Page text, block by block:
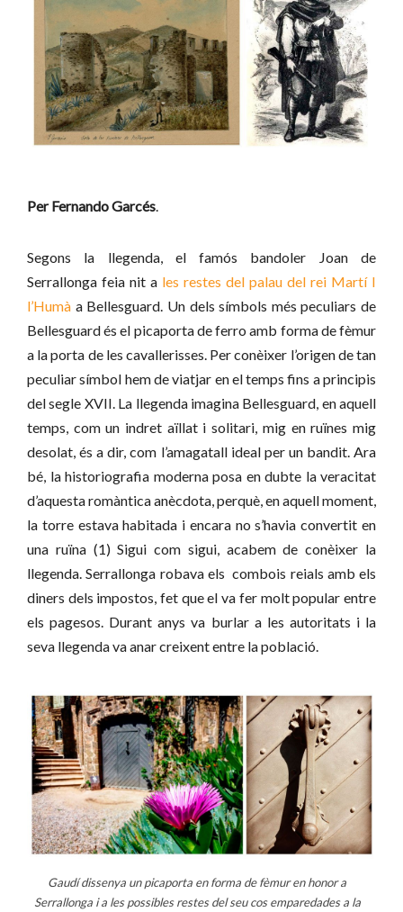
Per Fernando Garcés
Segons la llegenda, el famós bandoler Joan de
Serrallonga feia nit a les restes del palau del rei Martí I
l’Humà a Bellesguard. Un dels símbols més peculiars de
Bellesguard és el picaporta de ferro amb forma de fèmur
a la porta de les cavallerisses. Per conèixer l’origen de tan
peculiar símbol hem de viatjar en el temps fins a principis
del segle XVII. La llegenda imagina Bellesguard, en aquell
temps, com un indret aïllat i solitari, mig en ruïnes mig
desolat, és a dir, com l’amagatall ideal per un bandit. Ara
bé, la historiografia moderna posa en dubte la veracitat
d’aquesta romàntica anècdota, perquè, en aquell moment,
la torre estava habitada i encara no s’havia convertit en
una ruïna (1) Sigui com sigui, acabem de conèixer la
llegenda. Serrallonga robava els combois reials amb els
diners dels impostos, fet que el va fer molt popular entre
els pagesos. Durant anys va burlar a les autoritats i la
seva llegenda va anar creixent entre la població.
Gaudí dissenya un picaporta en forma de fèmur en honor a
Serrallonga i a les possibles restes del seu cos emparedades a la